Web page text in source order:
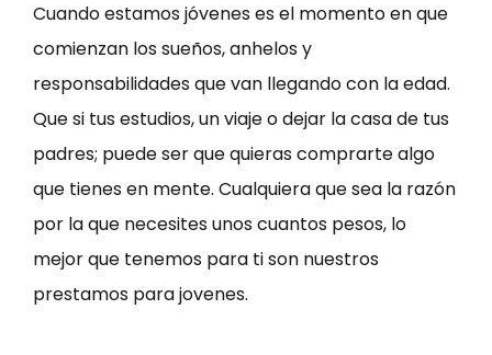
Cuando estamos jóvenes es el momento en que
comienzan los sueños, anhelos y
responsabilidades que van llegando con la edad.
Que si tus estudios, un viaje o dejar la casa de tus
padres; puede ser que quieras comprarte algo
que tienes en mente. Cualquiera que sea la razón
por la que necesites unos cuantos pesos, lo
mejor que tenemos para ti son nuestros
prestamos para jovenes.